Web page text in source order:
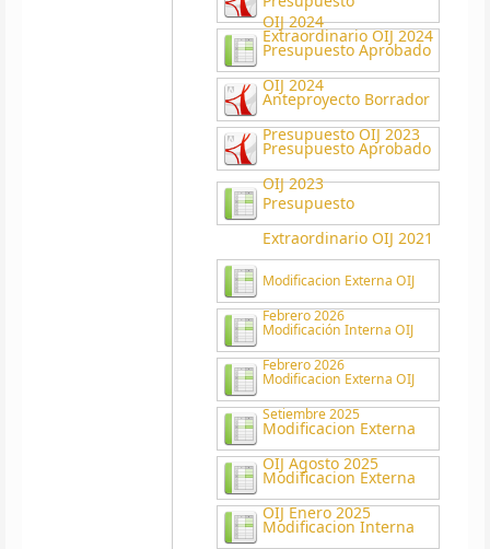
OIJ 2024
Extraordinario OIJ 2024
Presupuesto Aprobado
OIJ 2024
Anteproyecto Borrador
Presupuesto OIJ 2023
Presupuesto Aprobado
OIJ 2023
Presupuesto
Extraordinario OIJ 2021
Modificacion Externa OIJ
Febrero 2026
Modificación Interna OIJ
Febrero 2026
Modificacion Externa OIJ
Setiembre 2025
Modificacion Externa
OIJ Agosto 2025
Modificacion Externa
OIJ Enero 2025
Modificacion Interna